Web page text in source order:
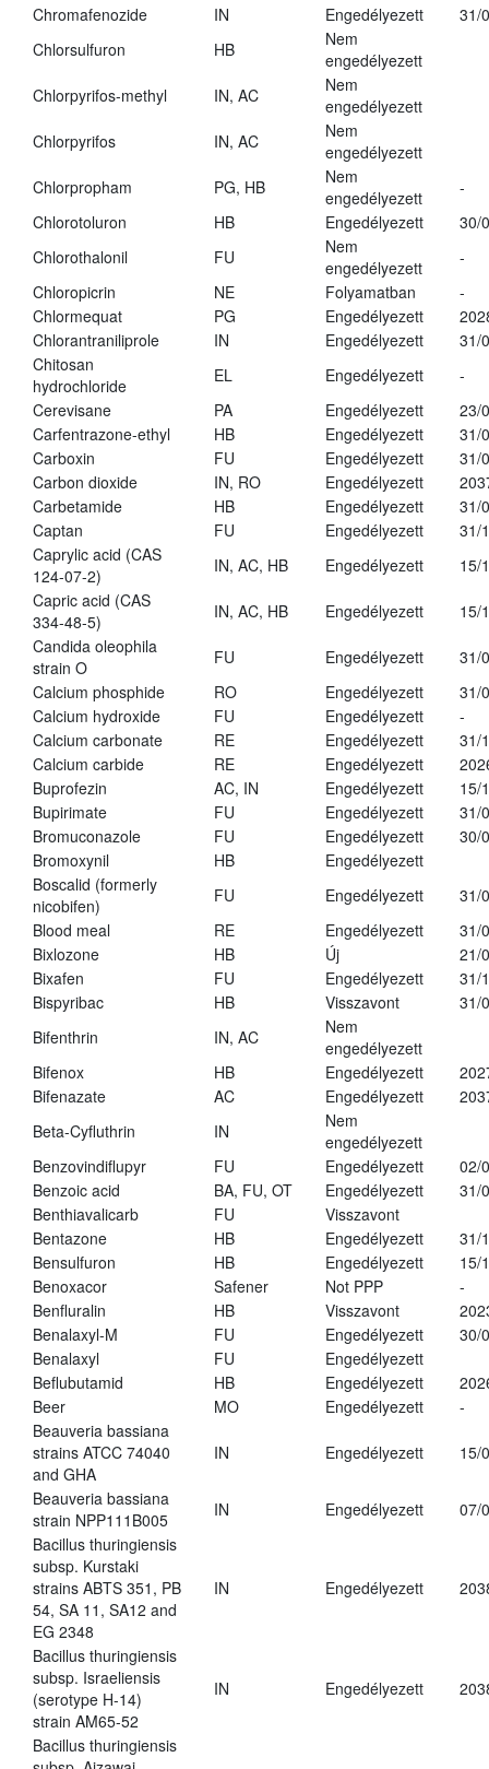
Chromafenozide IN Engedélyezett
31/
Chlorsulfuron
HB
Nem
engedélyezett
Chlorpyrifos-methyl
IN, AC
Nem
engedélyezett
Chlorpyrifos
IN, AC
Nem
engedélyezett
Chlorpropham
PG, HB
Nem
engedélyezett
-
Chlorotoluron
HB Engedélyezett
30/
Chlorothalonil
FU
Nem
engedélyezett
-
Chloropicrin
NE Folyamatban
-
Chlormequat
PG Engedélyezett
Chlorantraniliprole
IN Engedélyezett
31/
Chitosan
hydrochloride
EL Engedélyezett
-
Cerevisane
PA Engedélyezett
23/
Carfentrazone-ethyl
HB Engedélyezett
31/
Carboxin
FU Engedélyezett
31/
Carbon dioxide
IN, RO Engedélyezett
Carbetamide
HB Engedélyezett
31/
Captan
FU Engedélyezett
31/
Caprylic acid (CAS
124-07-2)
IN, AC, HB Engedélyezett
15/
Capric acid (CAS
334-48-5)
IN, AC, HB Engedélyezett
15/
Candida oleophila
strain O
FU Engedélyezett
31/
Calcium phosphide
RO Engedélyezett
31/
Calcium hydroxide
FU Engedélyezett
-
Calcium carbonate
RE Engedélyezett
31/
Calcium carbide
RE Engedélyezett
Buprofezin
AC, IN Engedélyezett
15/
Bupirimate
FU Engedélyezett
31/
Bromuconazole
FU Engedélyezett
30/
Bromoxynil
HB
Engedélyezett
Boscalid (formerly
nicobifen)
FU Engedélyezett
31/
Blood meal
RE Engedélyezett
31/
Bixlozone
HB Új
21/
Bixafen
FU Engedélyezett
31/
Bispyribac
HB Visszavont
31/
Bifenthrin
IN, AC
Nem
engedélyezett
Bifenox
HB Engedélyezett
Bifenazate
AC Engedélyezett
Beta-Cyfluthrin
IN
Nem
engedélyezett
Benzovindiflupyr
FU Engedélyezett
02/
Benzoic acid
BA, FU, OT Engedélyezett
31/
Benthiavalicarb
FU
Visszavont
Bentazone
HB Engedélyezett
31/
Bensulfuron
HB Engedélyezett
15/
Benoxacor
Safener Not PPP
-
Benfluralin
HB Visszavont
Benalaxyl-M
FU Engedélyezett
30/
Benalaxyl
FU
Engedélyezett
Beflubutamid
HB Engedélyezett
Beer
MO Engedélyezett
-
Beauveria bassiana
strains ATCC 74040
and GHA
IN Engedélyezett 15/
Beauveria bassiana
strain NPP111B005
IN Engedélyezett
07/
Bacillus thuringiensis
subsp. Kurstaki
strains ABTS 351, PB
54, SA 11, SA12 and
EG 2348
IN Engedélyezett
Bacillus thuringiensis
subsp. Israeliensis
(serotype H-14)
strain AM65-52
IN Engedélyezett
Bacillus thuringiensis